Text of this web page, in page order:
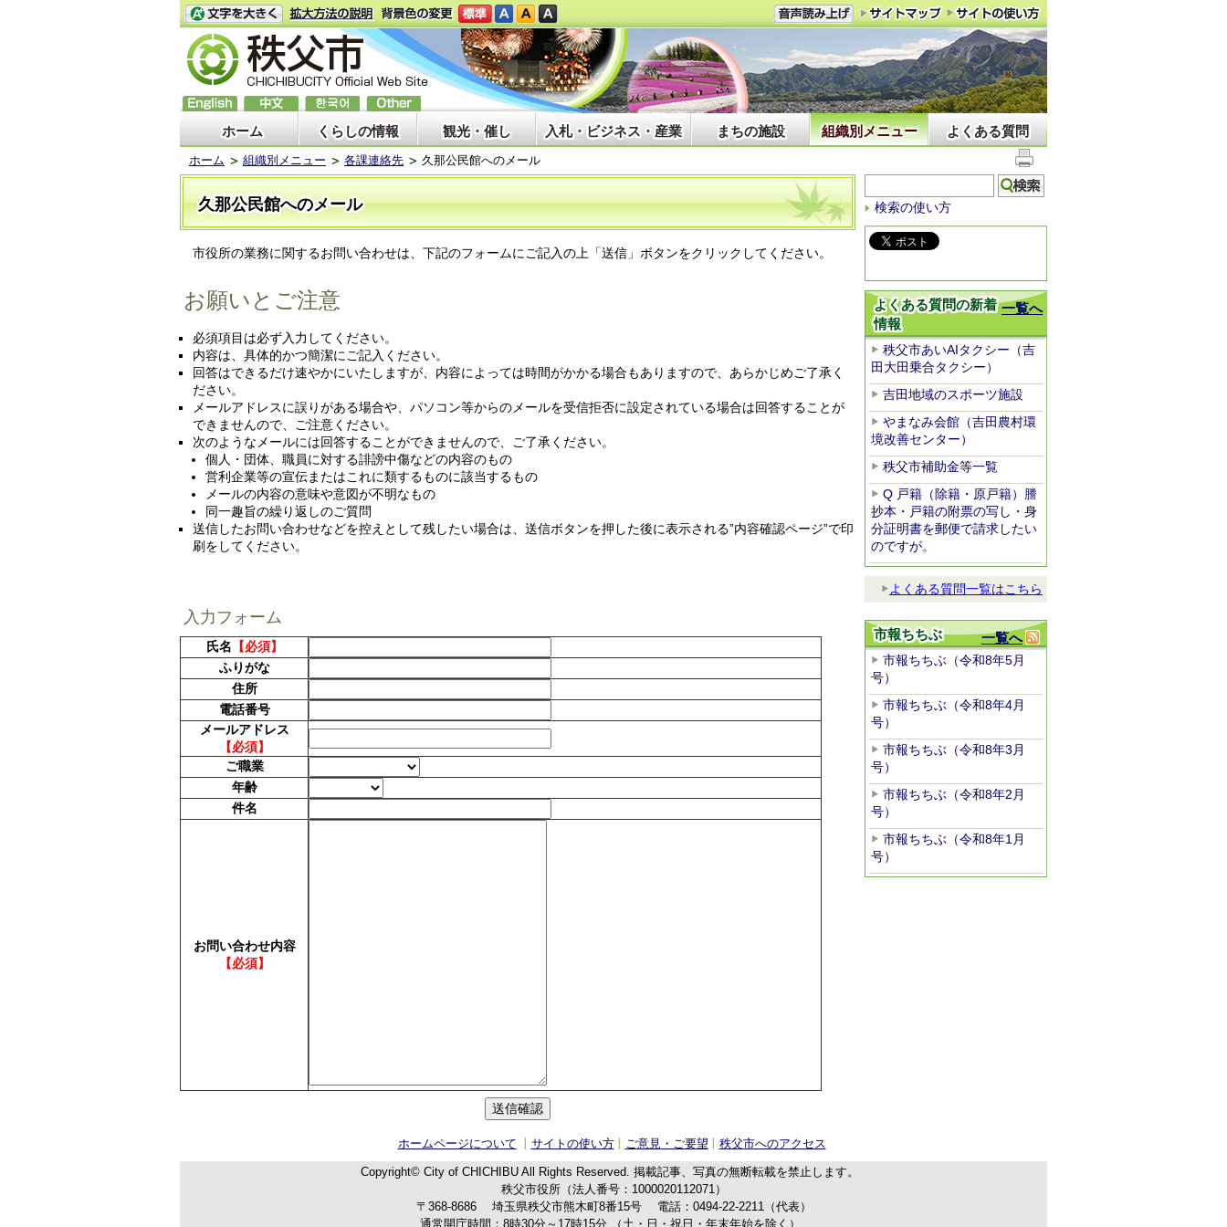
ホーム くらしの情報 観光・催し 入札・ビジネス・産業 まちの施設 組織別メニュー よくある質問
ホーム 組織別メニュー 各課連絡先 久那公民館へのメール
久那公民館へのメール
市役所の業務に関するお問い合わせは、下記のフォームにご記入の上「送信」ボタンをクリックしてください。
お願いとご注意
必須項目は必ず入力してください。
内容は、具体的かつ簡潔にご記入ください。
回答はできるだけ速やかにいたしますが、内容によっては時間がかかる場合もありますので、あらかじめご了承く
ださい。
メールアドレスに誤りがある場合や、パソコン等からのメールを受信拒否に設定されている場合は回答することが
できませんので、ご注意ください。
次のようなメールには回答することができませんので、ご了承ください。
個人・団体、職員に対する誹謗中傷などの内容のもの
営利企業等の宣伝またはこれに類するものに該当するもの
メールの内容の意味や意図が不明なもの
同一趣旨の繰り返しのご質問
送信したお問い合わせなどを控えとして残したい場合は、送信ボタンを押した後に表示される”内容確認ページ”で印
刷をしてください。
入力フォーム
氏名 【必須】
ふりがな
住所
電話番号
メールアドレス
【必須】
ご職業
年齢
件名
お問い合わせ内容
【必須】
検索の使い方
一覧へ
よくある質問の新着
情報
秩父市あいAIタクシー（吉
田大田乗合タクシー）
吉田地域のスポーツ施設
やまなみ会館（吉田農村環
境改善センター）
秩父市補助金等一覧
Q 戸籍（除籍・原戸籍）謄
抄本・戸籍の附票の写し・身
分証明書を郵便で請求したい
のですが。
よくある質問一覧はこちら
一覧へ
市報ちちぶ
市報ちちぶ（令和8年5月
号）
市報ちちぶ（令和8年4月
号）
市報ちちぶ（令和8年3月
号）
市報ちちぶ（令和8年2月
号）
市報ちちぶ（令和8年1月
号）
ホームページについて サイトの使い方 ご意見・ご要望 秩父市へのアクセス
Copyright© City of CHICHIBU All Rights Reserved. 掲載記事、写真の無断転載を禁止します。
秩父市役所（法人番号：1000020112071）
〒368-8686
埼玉県秩父市熊木町8番15号 電話： 0494-22-2211（代表）
通常開庁時間：8時30分～17時15分（土・日・祝日・年末年始を除く）